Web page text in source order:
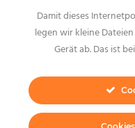
Damit dieses
legen wir kleine
Gerät ab. Das ist